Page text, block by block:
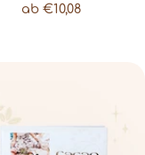
Angebot
ab €10,08